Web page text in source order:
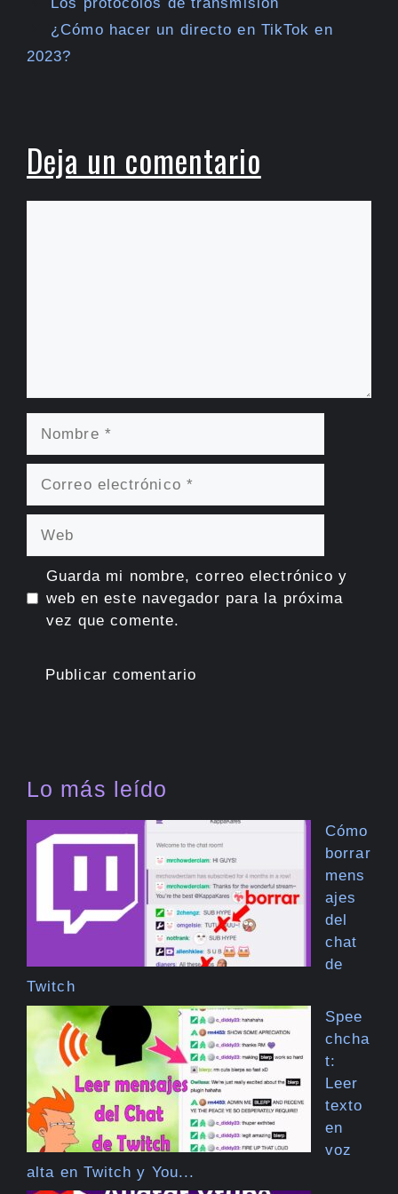
¿Cómo hacer un directo en TikTok en
2023?
Deja un comentario
Guarda mi nombre, correo electrónico y
web en este navegador para la próxima
vez que comente.
Lo más leído
Cómo
borrar
mens
ajes
del
chat
de
Twitch
Spee
chcha
t:
Leer
texto
en
voz
alta en Twitch y You...